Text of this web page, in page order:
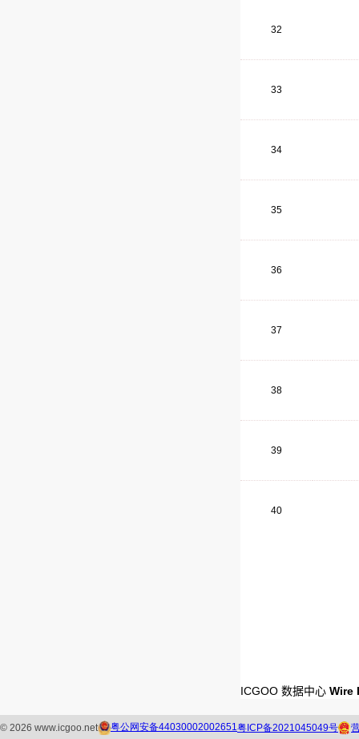
32
33
34
35
36
37
38
39
40
ICGOO 数据中心 Wire